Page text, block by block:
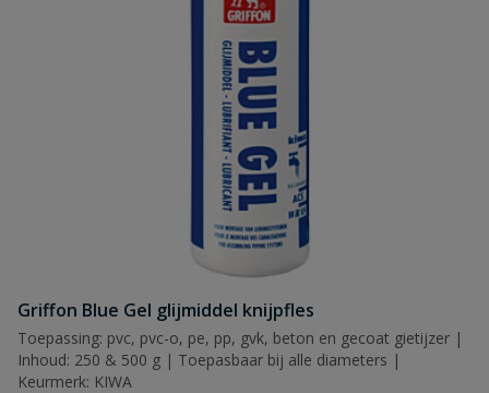
Griffon Blue Gel glijmiddel knijpfles
Toepassing: pvc, pvc-o, pe, pp, gvk, beton en gecoat gietijzer |
Inhoud: 250 & 500 g | Toepasbaar bij alle diameters |
Keurmerk: KIWA